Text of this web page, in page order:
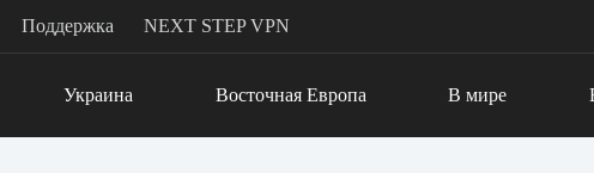
Поддержка NEXT STEP VPN
Украина Восточная Европа В мире